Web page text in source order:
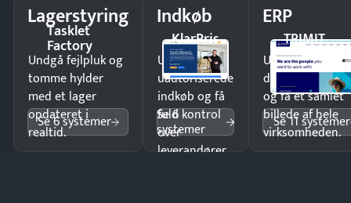
Lagerstyring
Tasklet
Factory
Undgå fejlpluk og
tomme hylder
med et lager
opdateret i
realtid.
Se 6 systemer
Indkøb
KlarPris
Undgå
uautoriserede
indkøb og få
fuld kontrol
over
leverandører
Se 6
systemer
ERP
TRIMIT
Undgå
og få ét samlet
billede af hele
virksomheden.
Se 11 systemer